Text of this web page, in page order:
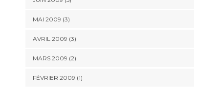
MAI 2009 (3)
AVRIL 2009 (3)
MARS 2009 (2)
FÉVRIER 2009 (1)